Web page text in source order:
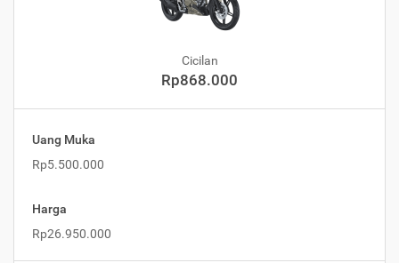
Cicilan
Rp868.000
Uang Muka
Rp5.500.000
Harga
Rp26.950.000